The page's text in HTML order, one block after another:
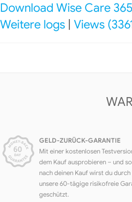
Download Wise Care 365
Weitere logs Views
GELD-ZURÜCK-GARANTIE
Mit einer kostenlosen
dem Kauf ausprobieren – und
nach deinen Kauf wirst du durch
unsere 60-tägige risikofreie
geschützt.